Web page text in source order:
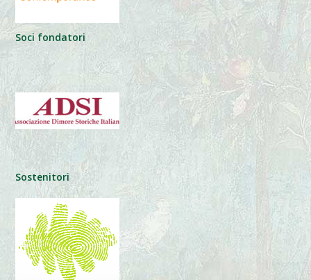
Soci fondatori
Sostenitori